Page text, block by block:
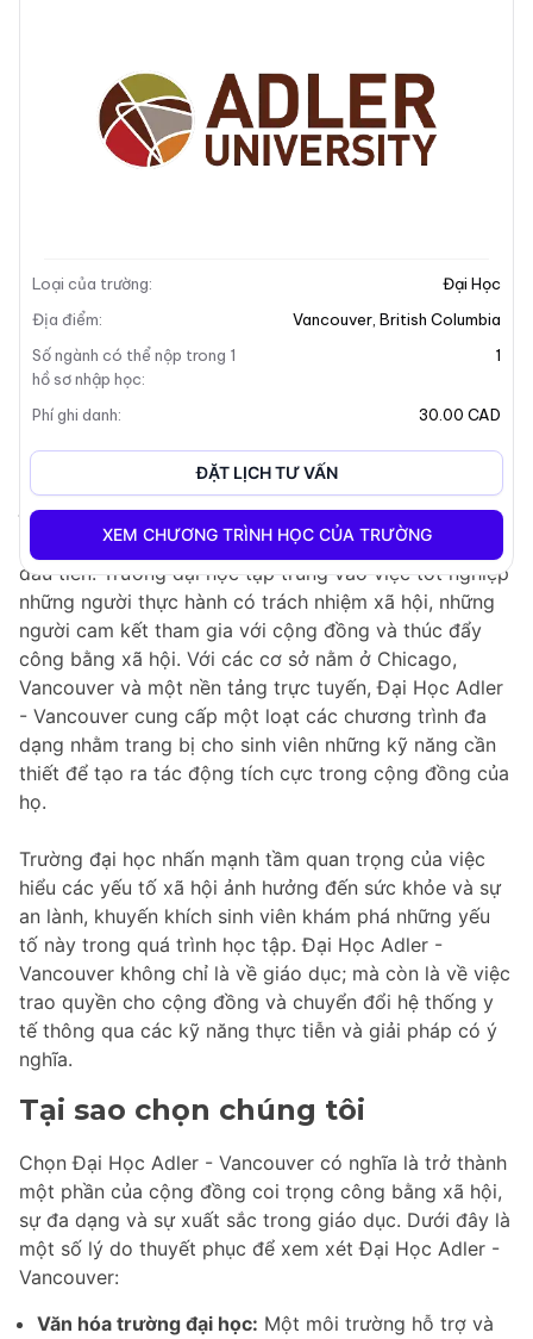
Mô tả trường
Tổng quan về trường
Đại Học Adler - Vancouver cam kết tiếp tục công việc
tiên phong của Alfred Adler, nhà tâm lý học cộng đồng
đầu tiên. Trường đại học tập trung vào việc tốt nghiệp
những người thực hành có trách nhiệm xã hội, những
người cam kết tham gia với cộng đồng và thúc đẩy
công bằng xã hội. Với các cơ sở nằm ở Chicago,
Vancouver và một nền tảng trực tuyến, Đại Học Adler
- Vancouver cung cấp một loạt các chương trình đa
dạng nhằm trang bị cho sinh viên những kỹ năng cần
thiết để tạo ra tác động tích cực trong cộng đồng của
họ.
Trường đại học nhấn mạnh tầm quan trọng của việc
hiểu các yếu tố xã hội ảnh hưởng đến sức khỏe và sự
an lành, khuyến khích sinh viên khám phá những yếu
tố này trong quá trình học tập. Đại Học Adler -
Vancouver không chỉ là về giáo dục; mà còn là về việc
trao quyền cho cộng đồng và chuyển đổi hệ thống y
tế thông qua các kỹ năng thực tiễn và giải pháp có ý
nghĩa.
Tại sao chọn chúng tôi
Chọn Đại Học Adler - Vancouver có nghĩa là trở thành
một phần của cộng đồng coi trọng công bằng xã hội,
sự đa dạng và sự xuất sắc trong giáo dục. Dưới đây là
một số lý do thuyết phục để xem xét Đại Học Adler -
Vancouver:
Văn hóa trường đại học: Một môi trường hỗ trợ và
Loại của trường:
Đại Học
Địa điểm: Vancouver British Columbia
Số ngành có thể nộp trong 1
hồ sơ nhập học:
1
Phí ghi danh: 30.00 CAD
ĐẶT LỊCH TƯ VẤN
XEM CHƯƠNG TRÌNH HỌC CỦA TRƯỜNG